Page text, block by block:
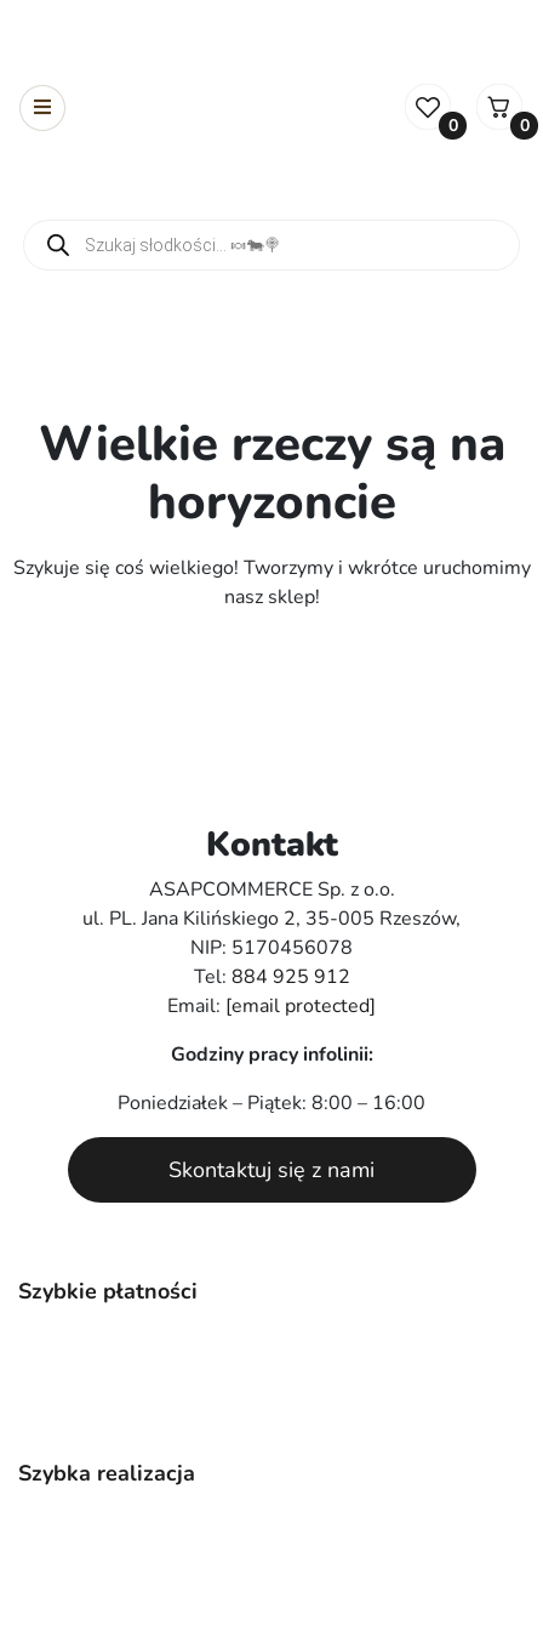
0 0
Wielkie rzeczy są na
horyzoncie
Szykuje się coś wielkiego! Tworzymy i wkrótce uruchomimy
nasz sklep!
Szybkie płatności
Szybka realizacja
Kontakt
ASAPCOMMERCE Sp. z o.o.
ul. PL. Jana Kilińskiego 2, 35-005 Rzeszów,
NIP: 5170456078
Tel: 884 925 912
Email: [email protected]
Godziny pracy infolinii:
Poniedziałek – Piątek: 8:00 – 16:00
Skontaktuj się z nami